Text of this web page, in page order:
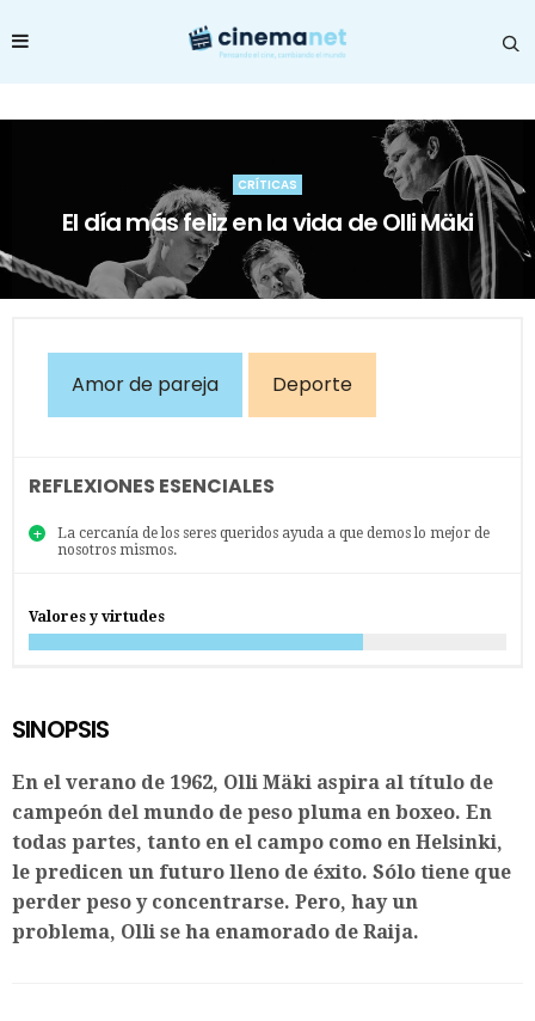
CRÍTICAS
El día más feliz en la vida de Olli Mäki
Amor de pareja Deporte
REFLEXIONES ESENCIALES
La cercanía de los seres queridos ayuda a que demos lo mejor de
nosotros mismos.
Valores y virtudes
SINOPSIS
En el verano de 1962, Olli Mäki aspira al título de
campeón del mundo de peso pluma en boxeo. En
todas partes, tanto en el campo como en Helsinki,
le predicen un futuro lleno de éxito. Sólo tiene que
perder peso y concentrarse. Pero, hay un
problema, Olli se ha enamorado de Raija.